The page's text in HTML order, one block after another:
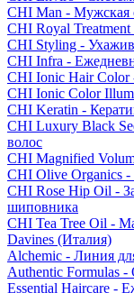
CHI Man - Мужская
CHI Royal
CHI Styling -
CHI Infra -
CHI Ionic Hair Color
CHI Ionic Color
CHI Keratin -
CHI Luxury Black
волос
CHI Magnified
CHI Olive Organics -
CHI Rose Hip Oil -
шиповника
CHI Tea Tree Oil -
Davines (Италия)
Alchemic - Линия
Authentic Formulas -
Essential Haircare -